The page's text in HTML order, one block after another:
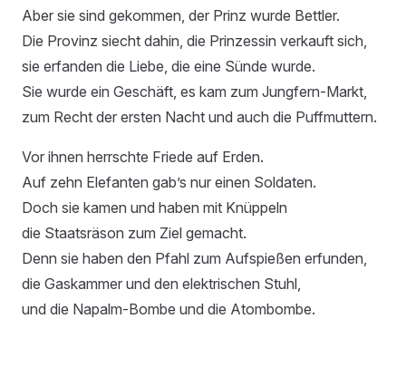
Aber sie sind gekommen, der Prinz wurde Bettler.
Die Provinz siecht dahin, die Prinzessin verkauft sich,
sie erfanden die Liebe, die eine Sünde wurde.
Sie wurde ein Geschäft, es kam zum Jungfern-Markt,
zum Recht der ersten Nacht und auch die Puffmuttern.
Vor ihnen herrschte Friede auf Erden.
Auf zehn Elefanten gab’s nur einen Soldaten.
Doch sie kamen und haben mit Knüppeln
die Staatsräson zum Ziel gemacht.
Denn sie haben den Pfahl zum Aufspießen erfunden,
die Gaskammer und den elektrischen Stuhl,
und die Napalm-Bombe und die Atombombe.